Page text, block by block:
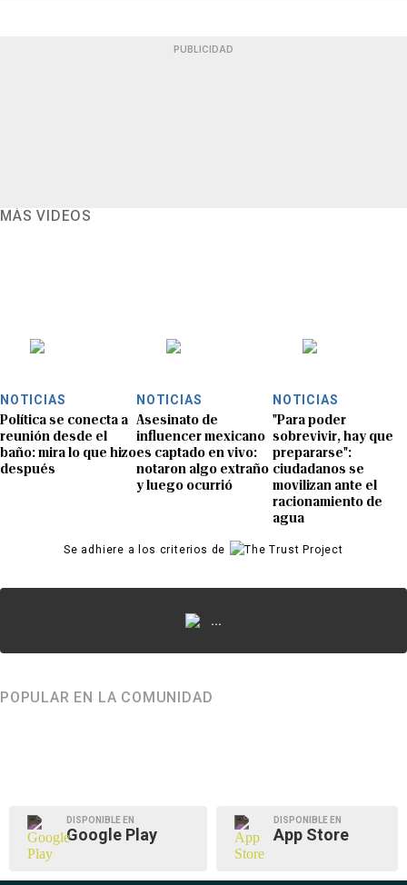
PUBLICIDAD
MÁS VIDEOS
NOTICIAS
Política se conecta a
reunión desde el
baño: mira lo que hizo
después
NOTICIAS
Asesinato de
influencer mexicano
es captado en vivo:
notaron algo extraño
y luego ocurrió
NOTICIAS
"Para poder
sobrevivir, hay que
prepararse":
ciudadanos se
movilizan ante el
racionamiento de
agua
Se adhiere a los criterios de
...
POPULAR EN LA COMUNIDAD
DISPONIBLE EN
Google Play
DISPONIBLE EN
App Store